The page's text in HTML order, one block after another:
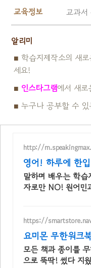
교육정보
교과서
알리미
■ 학습지제작소의 새
세요!
■ 인스타그램에서 새
■ 누구나 공부할 수
http://
영어! 하루에 한
민과 하루1명 대
말하며 배우는 학
자로만 NO! 원어민
달 100원 시작
https://
요미몬 무한워크
모든 책과 종이를
으로 뚝딱! 썼다 지